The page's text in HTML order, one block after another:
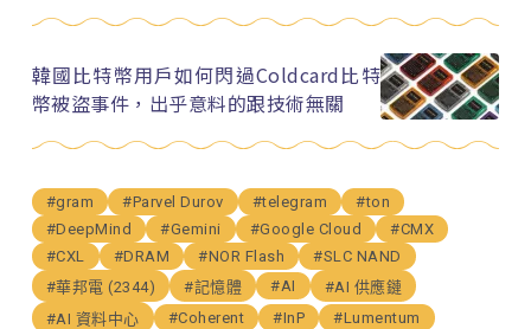
韓國比特幣用戶如何閃過Coldcard比特
幣被盜事件，出乎意料的跟技術無關
#gram #Parvel Durov #telegram
#ton
#DeepMind
#Gemini #Google Cloud
#CMX
#CXL
#DRAM #NOR Flash
#SLC NAND
#華邦電 (2344)
#記憶體 #AI
#AI 供應鏈
#AI 資料中心
#Coherent #InP
#Lumentum